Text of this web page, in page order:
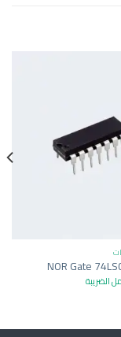
NOR Gate
الضريبة